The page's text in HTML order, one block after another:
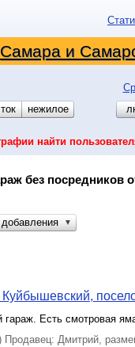
Самара и
нежилое
найти
без посредников
▼
Есть смотровая
Продавец: Дмитрий,